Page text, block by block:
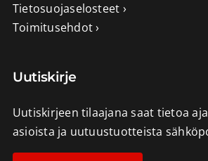
Tietosuojaselosteet ›
Toimitusehdot ›
Uutiskirje
Uutiskirjeen tilaajana saat tietoa
asioista ja uutuustuotteista